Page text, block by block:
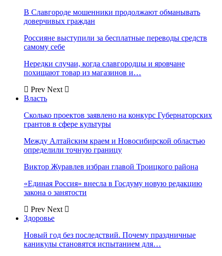
В Славгороде мошенники продолжают обманывать
доверчивых граждан
Россияне выступили за бесплатные переводы средств
самому себе
Нередки случаи, когда славгородцы и яровчане
похищают товар из магазинов и…
Prev Next
Власть
Сколько проектов заявлено на конкурс Губернаторских
грантов в сфере культуры
Между Алтайским краем и Новосибирской областью
определили точную границу
Виктор Журавлев избран главой Троицкого района
«Единая Россия» внесла в Госдуму новую редакцию
закона о занятости
Prev Next
Здоровье
Новый год без последствий. Почему праздничные
каникулы становятся испытанием для…